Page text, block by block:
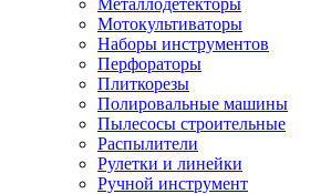
Металлодетекторы
Мотокультиваторы
Наборы инструментов
Перфораторы
Плиткорезы
Полировальные машины
Пылесосы строительные
Распылители
Рулетки и линейки
Ручной инструмент